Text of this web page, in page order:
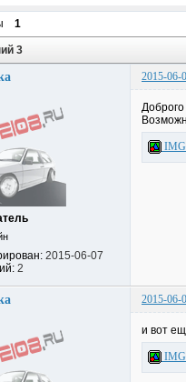
1
3
2015-06-
2015-06-07
2
2015-06-
и вот